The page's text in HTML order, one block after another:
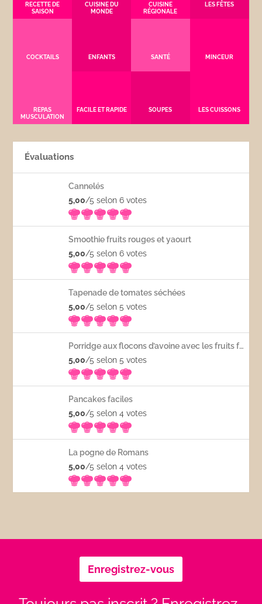
RECETTE DE
SAISON
CUISINE DU
MONDE
CUISINE
RÉGIONALE
LES FÊTES
COCKTAILS ENFANTS SANTÉ MINCEUR
REPAS
MUSCULATION
FACILE ET RAPIDE SOUPES LES CUISSONS
Évaluations
Cannelés
5,00/5 selon 6votes
Smoothie fruits rouges et yaourt
5,00/5 selon 6votes
Tapenade de tomates séchées
5,00/5 selon 5votes
Porridge aux flocons d’avoine avec les fruits frais
5,00/5 selon 5votes
Pancakes faciles
5,00/5 selon 4votes
La pogne de Romans
5,00/5 selon 4votes
Enregistrez-vous